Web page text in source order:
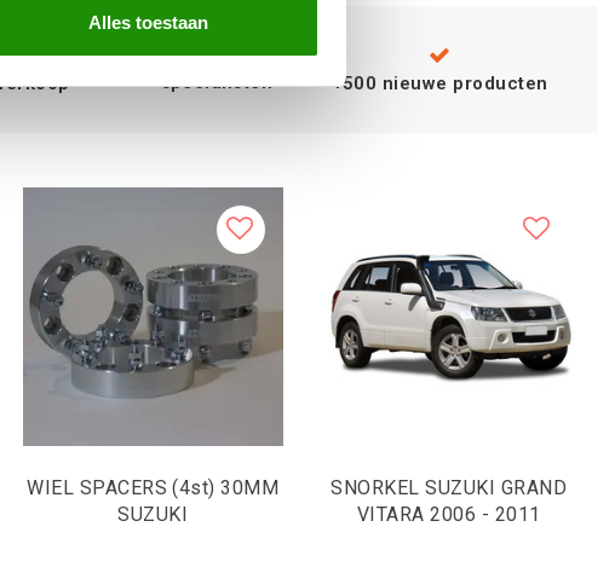
Alles toestaan
Advies van
specialisten
+500 nieuwe producten
WIEL SPACERS (4st) 30MM
SUZUKI
SNORKEL SUZUKI GRAND
VITARA 2006 - 2011